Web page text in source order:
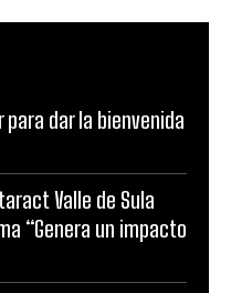
dar la bienvenida
Valle de Sula
“Genera un impacto